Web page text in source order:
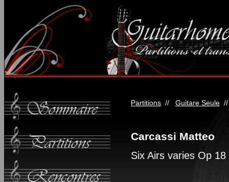
Partitions // Guitare Seule
Carcassi Matteo
Six Airs varies Op 18